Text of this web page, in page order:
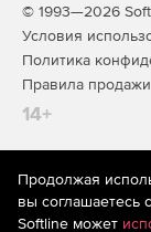
© 1993—2026
Условия
Политика
Правила продажи
14+
На
предоставления
Продолжая
вы соглашаетесь
Softline может